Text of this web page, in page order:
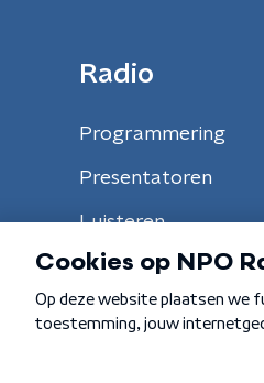
Radio
Programmering
Presentatoren
Luisteren
Algemene voorwaarden